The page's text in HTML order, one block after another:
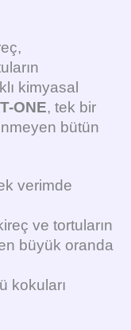
kimyasal
ONE, tek bir
bütün
verimde
ve tortuların
büyük oranda
kokuları